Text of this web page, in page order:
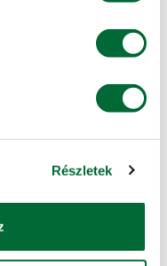
Részletek
alkatrészei